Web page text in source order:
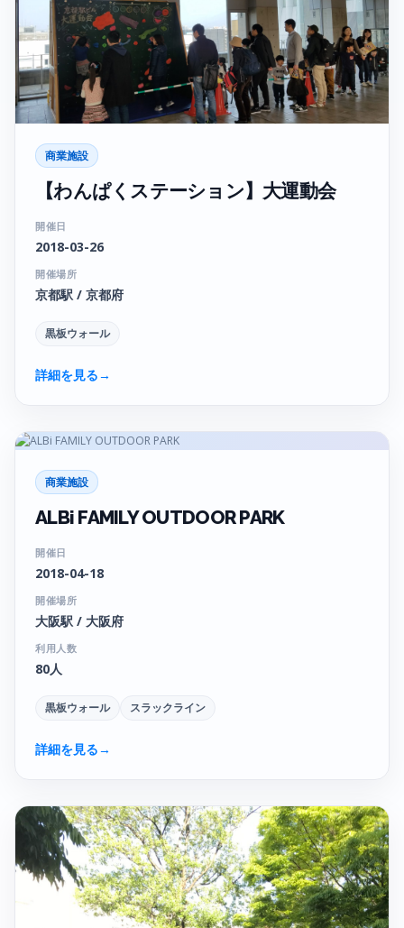
商業施設
【わんぱくステーション】大運動会
開催日
2018-03-26
開催場所
京都駅 / 京都府
黒板ウォール
詳細を見る→
商業施設
ALBi FAMILY OUTDOOR PARK
開催日
2018-04-18
開催場所
大阪駅 / 大阪府
利用人数
80人
黒板ウォール スラックライン
詳細を見る→